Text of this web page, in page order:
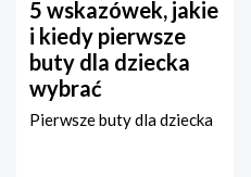
5 wskazówek, jakie
i kiedy pierwsze
buty dla dziecka
wybrać
Pierwsze buty dla dziecka